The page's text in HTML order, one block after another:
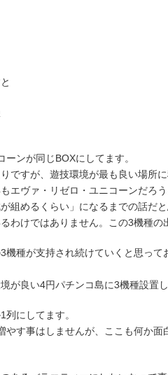
ンが同じBOXにしてます。
ですが、遊技環境が最も良い場所に
エヴァ・リゼロ・ユニコーンだろう
組めるくらい」になるまでの話だと
わけではありません。この3機種の
機種が支持され続けていくと思っ
が良い4円パチンコ島に3機種設置
にしてます。
やす事はしませんが、ここも何か